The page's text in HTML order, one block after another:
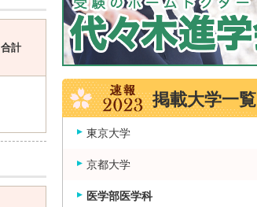
合計
掲載大学一覧
東京大学
京都大学
医学部医学科